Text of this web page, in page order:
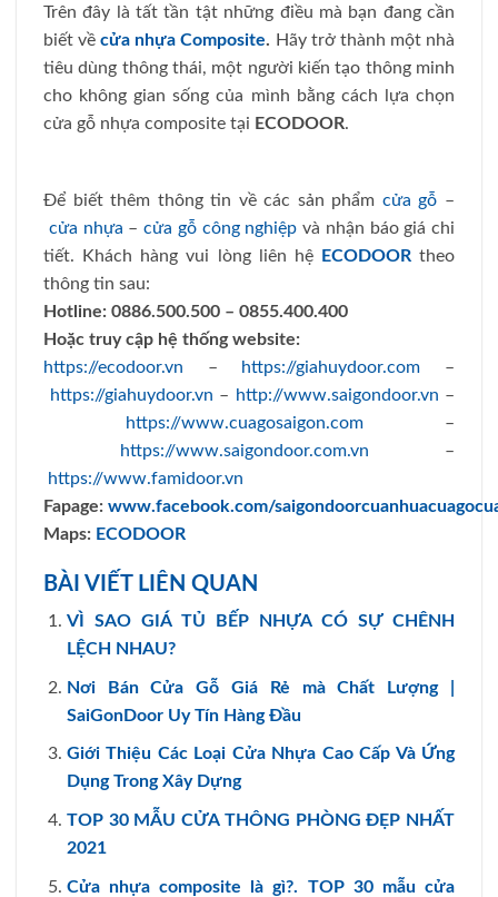
Trên đây là tất tần tật những điều mà bạn đang cần
biết vềcửa nhựa Composite. Hãy trở thành một nhà
tiêu dùng thông thái, một người kiến tạo thông minh
cho không gian sống của mình bằng cách lựa chọn
cửa gỗ nhựa composite tại ECODOOR.
Để biết thêm thông tin về các sản phẩm cửa gỗ –
cửa nhựa – cửa gỗ công nghiệp và nhận báo giá chi
tiết. Khách hàng vui lòng liên hệ
ECODOORtheo
thông tin sau:
Hotline: 0886.500.500 – 0855.400.400
Hoặc truy cập hệ thống website:
https://ecodoor.vn – https://giahuydoor.com –
https://giahuydoor.vn – http://www.saigondoor.vn –
https://www.cuagosaigon.com–
https://www.saigondoor.com.vn –
https://www.famidoor.vn
Fapage: www.facebook.com/
Maps: ECODOOR
BÀI VIẾT LIÊN QUAN
VÌ SAO GIÁ TỦ BẾP NHỰA CÓ SỰ CHÊNH
LỆCH NHAU?
Nơi Bán Cửa Gỗ Giá Rẻ mà Chất Lượng |
SaiGonDoor Uy Tín Hàng Đầu
Giới Thiệu Các Loại Cửa Nhựa Cao Cấp Và Ứng
Dụng Trong Xây Dựng
TOP 30 MẪU CỬA THÔNG PHÒNG ĐẸP NHẤT
2021
Cửa nhựa composite là gì?. TOP 30 mẫu cửa